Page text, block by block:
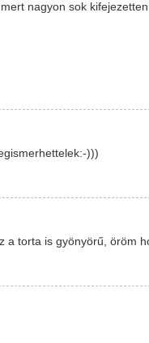
nagyon sok
)))
a torta is gyönyörű, öröm